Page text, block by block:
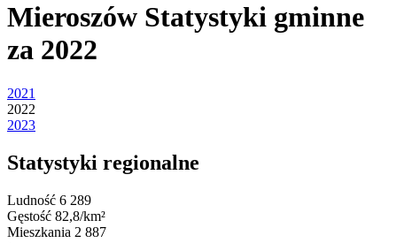
Mieroszów Statystyki gminne
za 2022
2021
2022
2023
Statystyki regionalne
Ludność 6 289
Gęstość 82,8/km²
Mieszkania 2 887